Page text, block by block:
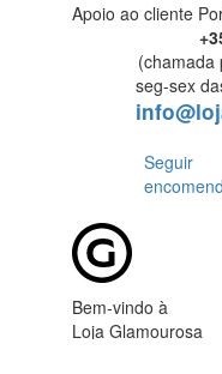
Apoio ao cliente
(chamada
seg-sex
Seguir
Bem-vindo à
Loja Glamourosa